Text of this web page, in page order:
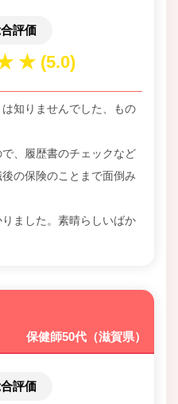
評価
知りませんでした、もの
、履歴書のチェックなど
の保険のことまで面倒み
ました。素晴らしいばか
保健師50代（滋賀県）
評価